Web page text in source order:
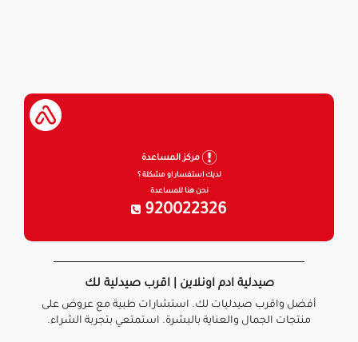
مركز المساعدة
لديك استفسار او مشكلة ؟
نحن هنا للمساعدة
920022326
صيدلية ادم اونلاين | اقرب صيدلية لك
أفضل واقرب صيدليات لك. استشارات طبية مع عروض على
منتجات الجمال والعناية بالبشرة. استمتعي بتجربة الشراء.